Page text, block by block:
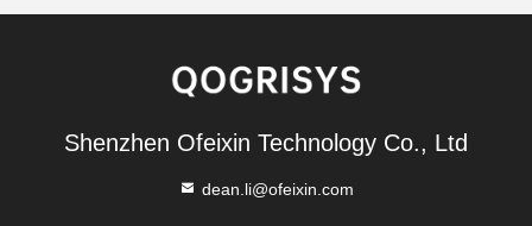
Shenzhen Ofeixin Technology Co., Ltd
dean.li@ofeixin.com